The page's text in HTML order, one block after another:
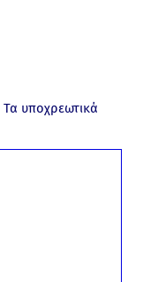
Τα υποχρεωτικά